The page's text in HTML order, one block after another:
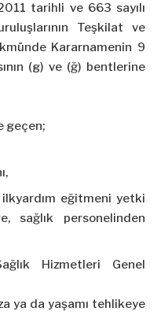
tarihli ve 663 sayılı
Teşkilat ve
Kararnamenin 9
(g) ve (ğ) bentlerine
geçen;
eğitmeni yetki
sağlık personelinden
Hizmetleri Genel
ya da yaşamı tehlikeye